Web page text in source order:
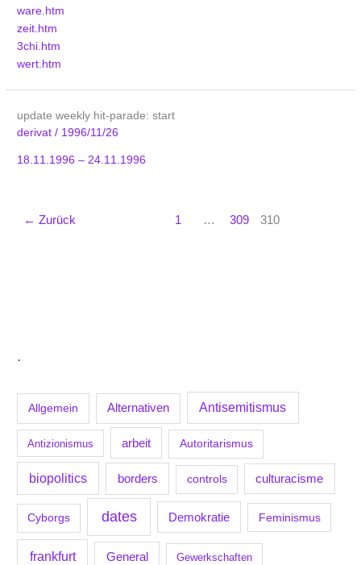
.
Allgemein Alternativen Antisemitismus
Antizionismus arbeit Autoritarismus
biopolitics borders controls culturacisme
Cyborgs dates Demokratie Feminismus
frankfurt General Gewerkschaften
ware.htm
zeit.htm
3chi.htm
wert.htm
update weekly hit-parade: start
derivat/ 1996/11/26
18.11.1996 – 24.11.1996
← Zurück 1 … 309 310